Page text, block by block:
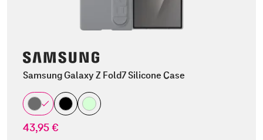
Samsung Galaxy Z Fold7 Silicone Case
43,95 €